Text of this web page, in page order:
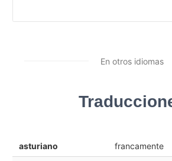
En otros idiomas
asturiano francamente